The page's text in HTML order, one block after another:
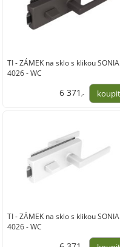
TI - ZÁMEK na sklo s klikou SONIA
4026 - WC
6 371,-
TI - ZÁMEK na sklo s klikou SONIA
4026 - WC